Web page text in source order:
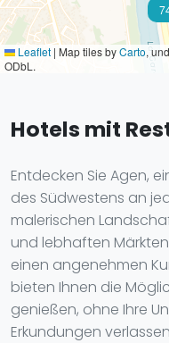
Leaflet | Map tiles byCarto,
ODbL.
Hotels mit
Entdecken Sie Agen,
des Südwestens an
malerischen
und lebhaften
einen angenehmen
bieten Ihnen die
genießen, ohne Ihre
Erkundungen